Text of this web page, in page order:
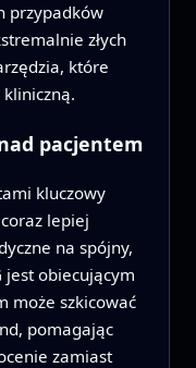
przypadków
złych
które
pacjentem
kluczowy
lepiej
na spójny,
jest obiecującym
może szkicować
pomagając
zamiast